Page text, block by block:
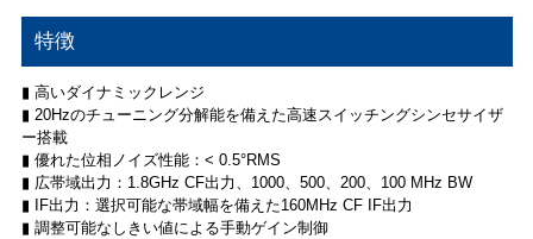
特徴
▮ 高いダイナミックレンジ
▮ 20Hzのチューニング分解能を備えた高速スイッチングシンセサイザ
ー搭載
▮ 優れた位相ノイズ性能：< 0.5°RMS
▮ 広帯域出力：1.8GHz CF出力、1000、500、200、100 MHz BW
▮ IF出力：選択可能な帯域幅を備えた160MHz CF IF出力
▮ 調整可能なしきい値による手動ゲイン制御